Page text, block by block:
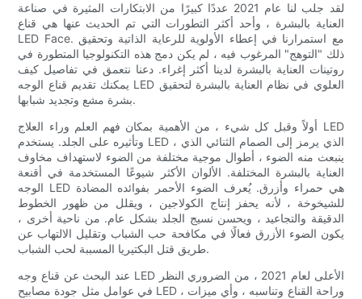
لقد جلب لنا عام 2021 عددًا كبيرًا من الابتكارات المثيرة في صناعة
العناية بالبشرة ، وأحد أكثر التطورات التي تم الحديث عنها هي قناع
LED Face. مع استمرارنا في إعطاء الأولوية للرعاية الذاتية وتحقيق
ذلك "التوهج" المرغوب فيه ، لم يكن دمج هذه التكنولوجيا المتطورة في
روتينات العناية بالبشرة لدينا أكثر إغراء. دعنا نتعمق في تفاصيل كيف
يمكنك تقديم قناع الوجه LED العلوي في نظام العناية بالبشرة لتحقيق
بشرة مشع وتجديد شبابها.
أولاً وقبل كل شيء ، من الأهمية بمكان فهم العلم وراء العلاج LED
وتأثيره على الجلد. يستخدم LED ، الذي يرمز إلى الصمام الثنائي الذي
ينبعث منه الضوء ، أطوال موجية مختلفة من الضوء لاستهداف مخاوف
العناية بالبشرة المختلفة. الألوان الأكثر شيوعًا المستخدمة في أقنعة
الوجه LED هي حمراء وأزرق. يُعرف الضوء الأحمر بفوائده المضادة
للشيخوخة ، لأنه يحفز إنتاج الكولاجين ، ويقلل من ظهور الخطوط
الدقيقة والتجاعيد ، ويحسن نسيج الجلد بشكل عام. من ناحية أخرى ،
يكون الضوء الأزرق فعالًا في مكافحة حب الشباب وتقليل الالتهاب عن
طريق قتل البكتيريا المسببة لحب الشباب.
عند البحث عن قناع وجه LED الأعلى لعام 2021 ، من الضروري النظر
في عوامل مثل جودة مصابيح LED ، وراحة القناع وتناسبه ، وأي ميزات